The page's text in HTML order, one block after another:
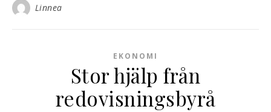
Linnea
EKONOMI
Stor hjälp från
redovisningsbyrå